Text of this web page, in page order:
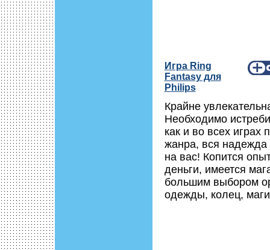
Игра Ring
Fantasy для
Philips
Крайне
Необходимо
как и во всех играх
жанра, вся надежда
на вас! Копится
деньги, имеется
большим выбором
одежды, колец,